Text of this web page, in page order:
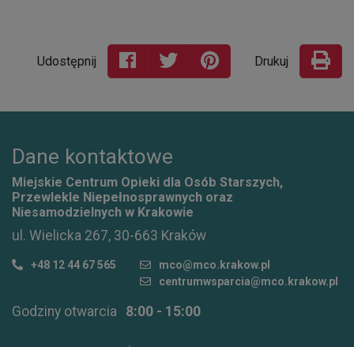
Udostępnij Drukuj
Dane kontaktowe
Miejskie Centrum Opieki dla Osób Starszych,
Przewlekle Niepełnosprawnych oraz
Niesamodzielnych w Krakowie
ul. Wielicka 267, 30-663 Kraków
+48 12 44 67 565
mco@mco.krakow.pl
centrumwsparcia@mco.krakow.pl
Godziny otwarcia 8:00 - 15:00